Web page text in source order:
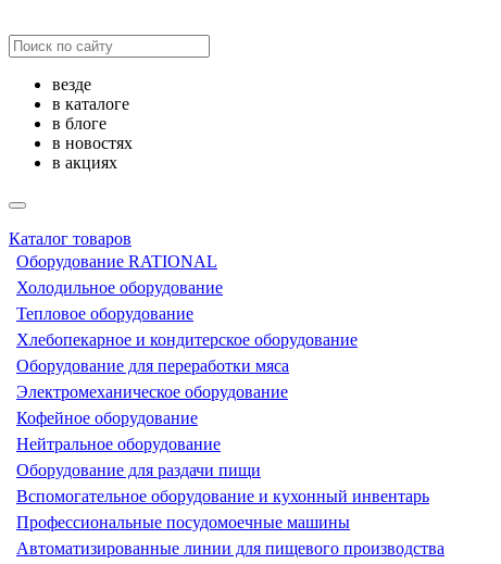
везде
в каталоге
в блоге
в новостях
в акциях
Каталог товаров
Оборудование RATIONAL
Холодильное оборудование
Тепловое оборудование
Хлебопекарное и кондитерское оборудование
Оборудование для переработки мяса
Электромеханическое оборудование
Кофейное оборудование
Нейтральное оборудование
Оборудование для раздачи пищи
Вспомогательное оборудование и кухонный инвентарь
Профессиональные посудомоечные машины
Автоматизированные линии для пищевого производства